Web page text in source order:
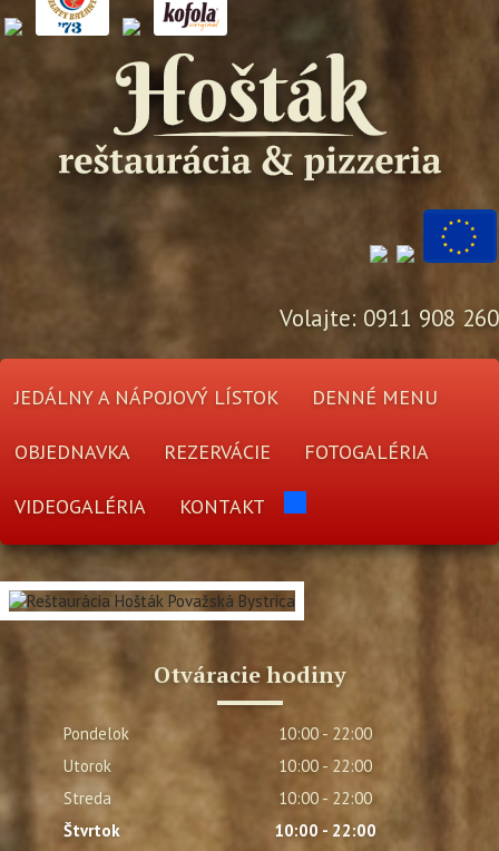
Volajte: 0911 908 260
JEDÁLNY A NÁPOJOVÝ LÍSTOK DENNÉ MENU
OBJEDNAVKA REZERVÁCIE FOTOGALÉRIA
VIDEOGALÉRIA KONTAKT
Otváracie hodiny
Pondelok
10:00 - 22:00
Utorok
10:00 - 22:00
Streda
10:00 - 22:00
Štvrtok
10:00 - 22:00